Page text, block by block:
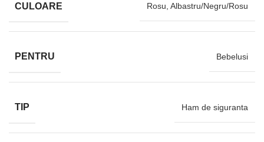
CULOARE Rosu, Albastru/Negru/Rosu
PENTRU Bebelusi
TIP Ham de siguranta